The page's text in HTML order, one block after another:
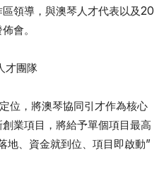
領導，與澳琴人才代表以及20
會。
才團隊
位，將澳琴協同引才作為核心
業項目，將給予單個項目最高
地、資金就到位、項目即啟動”